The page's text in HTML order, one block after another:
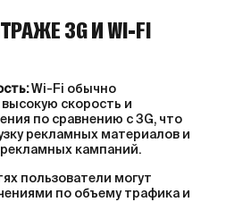
3G И WI-FI
Wi-Fi обычно
скорость и
по сравнению с 3G, что
рекламных материалов и
кампаний.
пользователи могут
по объему трафика и